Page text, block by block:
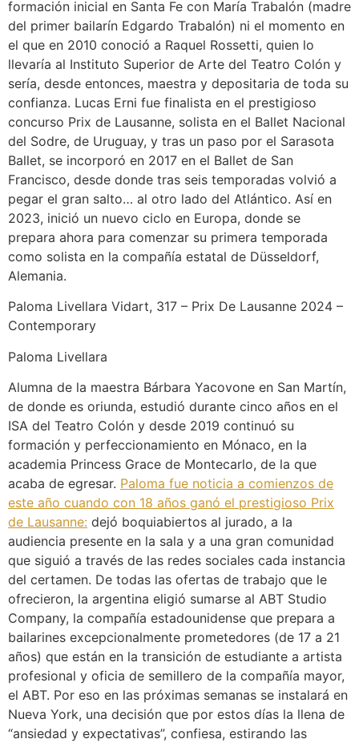
formación inicial en Santa Fe con María Trabalón (madre
del primer bailarín Edgardo Trabalón) ni el momento en
el que en 2010 conoció a Raquel Rossetti, quien lo
llevaría al Instituto Superior de Arte del Teatro Colón y
sería, desde entonces, maestra y depositaria de toda su
confianza. Lucas Erni fue finalista en el prestigioso
concurso Prix de Lausanne, solista en el Ballet Nacional
del Sodre, de Uruguay, y tras un paso por el Sarasota
Ballet, se incorporó en 2017 en el Ballet de San
Francisco, desde donde tras seis temporadas volvió a
pegar el gran salto… al otro lado del Atlántico. Así en
2023, inició un nuevo ciclo en Europa, donde se
prepara ahora para comenzar su primera temporada
como solista en la compañía estatal de Düsseldorf,
Alemania.
Paloma Livellara Vidart, 317 – Prix De Lausanne 2024 –
Contemporary
Paloma Livellara
Alumna de la maestra Bárbara Yacovone en San Martín,
de donde es oriunda, estudió durante cinco años en el
ISA del Teatro Colón y desde 2019 continuó su
formación y perfeccionamiento en Mónaco, en la
academia Princess Grace de Montecarlo, de la que
acaba de egresar. Paloma fue noticia a comienzos de
este año cuando con 18 años ganó el prestigioso Prix
de Lausanne: dejó boquiabiertos al jurado, a la
audiencia presente en la sala y a una gran comunidad
que siguió a través de las redes sociales cada instancia
del certamen. De todas las ofertas de trabajo que le
ofrecieron, la argentina eligió sumarse al ABT Studio
Company, la compañía estadounidense que prepara a
bailarines excepcionalmente prometedores (de 17 a 21
años) que están en la transición de estudiante a artista
profesional y oficia de semillero de la compañía mayor,
el ABT. Por eso en las próximas semanas se instalará en
Nueva York, una decisión que por estos días la llena de
“ansiedad y expectativas”, confiesa, estirando las